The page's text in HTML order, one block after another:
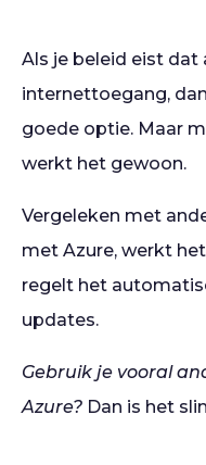
Als je beleid eist
internettoegang,
goede optie. Maar
werkt het gewoon.
Vergeleken met
met Azure, werkt
regelt het
updates.
Gebruik je vooral
Azure? Dan is het